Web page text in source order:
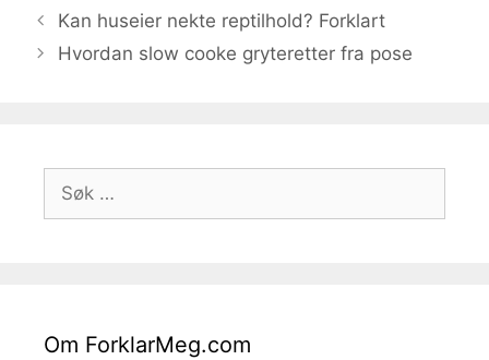
Kan huseier nekte reptilhold? Forklart
Hvordan slow cooke gryteretter fra pose
etter:
Om ForklarMeg.com